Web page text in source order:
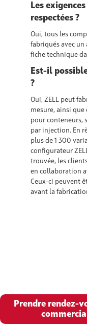
Les
respectées ?
Oui, tous les
fabriqués avec
fiche technique
Est-il
?
Oui, ZELL peut
mesure, ainsi
pour conteneurs,
par injection. En
plus de 1 300
configurateur
trouvée, les
en collaboration
Ceux-ci peuvent
avant la
Prendre rendez-